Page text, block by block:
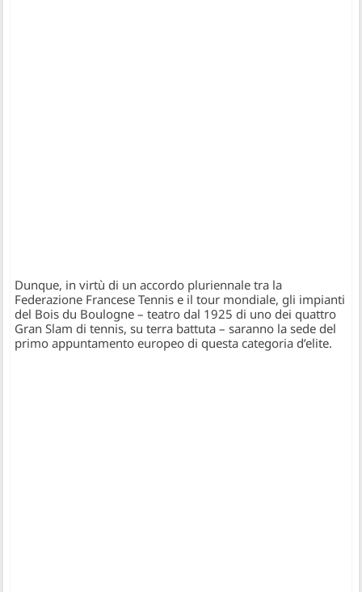
Dunque, in virtù di un accordo pluriennale tra la
Federazione Francese Tennis e il tour mondiale, gli impianti
del Bois du Boulogne – teatro dal 1925 di uno dei quattro
Gran Slam di tennis, su terra battuta – saranno la sede del
primo appuntamento europeo di questa categoria d’elite.